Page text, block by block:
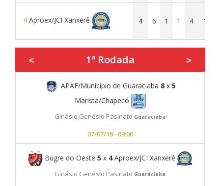
4 Aproex/JCI Xanxerê 4 6 1 1 4 12
< 1ª Rodada >
APAF/Municipio de Guaraciaba 8 x 5
Marista/Chapecó
Ginásio Genésio Pasinato Guaraciaba
07/07/18 - 09:00
Bugre do Oeste 5 x 4Aproex/JCI Xanxerê
Ginásio Genésio Pasinato Guaraciaba